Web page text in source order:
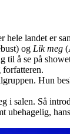
landet er
og Lik meg
å se på
forfatteren.
Hun
i salen. Så
ubehagelig,